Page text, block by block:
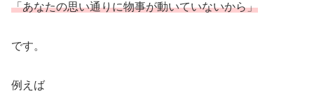
「あなたの思い通りに物事が動いていないから」
です。
例えば